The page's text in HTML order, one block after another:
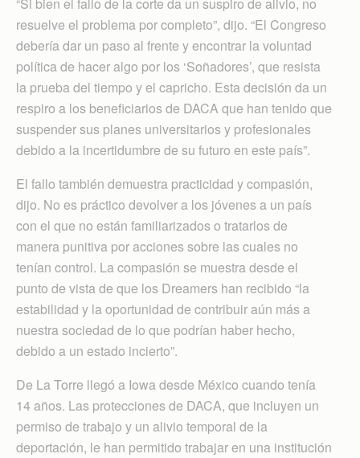
“Si bien el fallo de la corte da un suspiro de alivio, no
resuelve el problema por completo”, dijo. “El Congreso
debería dar un paso al frente y encontrar la voluntad
política de hacer algo por los ‘Soñadores’, que resista
la prueba del tiempo y el capricho. Esta decisión da un
respiro a los beneficiarios de DACA que han tenido que
suspender sus planes universitarios y profesionales
debido a la incertidumbre de su futuro en este país”.
El fallo también demuestra practicidad y compasión,
dijo. No es práctico devolver a los jóvenes a un país
con el que no están familiarizados o tratarlos de
manera punitiva por acciones sobre las cuales no
tenían control. La compasión se muestra desde el
punto de vista de que los Dreamers han recibido “la
estabilidad y la oportunidad de contribuir aún más a
nuestra sociedad de lo que podrían haber hecho,
debido a un estado incierto”.
De La Torre llegó a Iowa desde México cuando tenía
14 años. Las protecciones de DACA, que incluyen un
permiso de trabajo y un alivio temporal de la
deportación, le han permitido trabajar en una institución